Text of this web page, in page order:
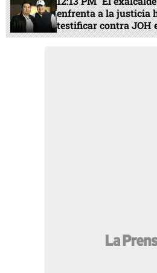
enfrenta a la justicia
testificar contra JOH